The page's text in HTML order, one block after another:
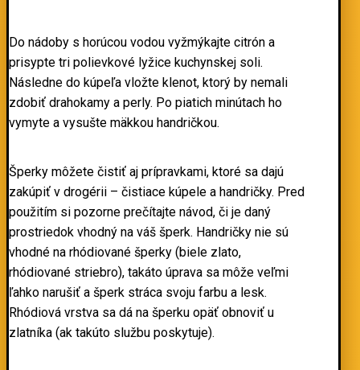
Do nádoby s horúcou vodou vyžmýkajte citrón a
prisypte tri polievkové lyžice kuchynskej soli.
Následne do kúpeľa vložte klenot, ktorý by nemali
zdobiť drahokamy a perly. Po piatich minútach ho
vymyte a vysušte mäkkou handričkou.
Šperky môžete čistiť aj prípravkami, ktoré sa dajú
zakúpiť v drogérii – čistiace kúpele a handričky. Pred
použitím si pozorne prečítajte návod, či je daný
prostriedok vhodný na váš šperk. Handričky nie sú
vhodné na rhódiované šperky (biele zlato,
rhódiované striebro), takáto úprava sa môže veľmi
ľahko narušiť a šperk stráca svoju farbu a lesk.
Rhódiová vrstva sa dá na šperku opäť obnoviť u
zlatníka (ak takúto službu poskytuje).